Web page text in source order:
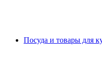
Посуда и товары для